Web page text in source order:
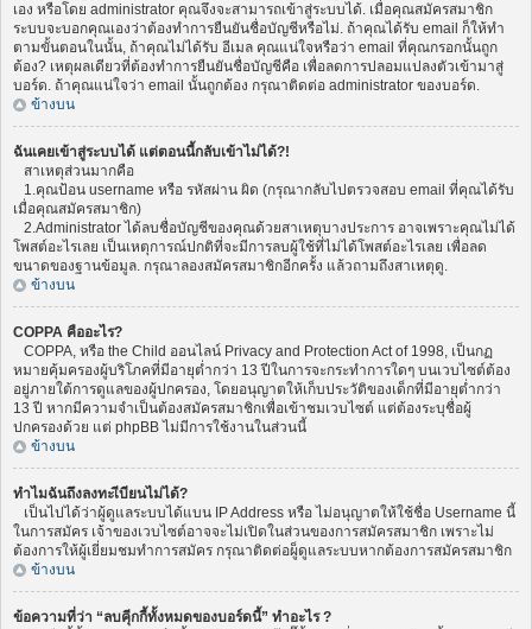
เอง หรือโดย administrator คุณจึงจะสามารถเข้าสู่ระบบได้. เมื่อคุณสมัครสมาชิก
ระบบจะบอกคุณเองว่าต้องทำการยืนยันชื่อบัญชีหรือไม่. ถ้าคุณได้รับ email ก็ให้ทำ
ตามขั้นตอนในนั้น, ถ้าคุณไม่ได้รับ อีเมล คุณแน่ใจหรือว่า email ที่คุณกรอกนั้นถูก
ต้อง? เหตุผลเดียวที่ต้องทำการยืนยันชื่อบัญชีคือ เพื่อลดการปลอมแปลงตัวเข้ามาสู่
บอร์ด. ถ้าคุณแน่ใจว่า email นั้นถูกต้อง กรุณาติดต่อ administrator ของบอร์ด.
ข้างบน
ฉันเคยเข้าสู่ระบบได้ แต่ตอนนี้กลับเข้าไม่ได้?!
สาเหตุส่วนมากคือ
1.คุณป้อน username หรือ รหัสผ่าน ผิด (กรุณากลับไปตรวจสอบ email ที่คุณได้รับ
เมื่อคุณสมัครสมาชิก)
2.Administrator ได้ลบชื่อบัญชีของคุณด้วยสาเหตุบางประการ อาจเพราะคุณไม่ได้
โพสต์อะไรเลย เป็นเหตุการณ์ปกติที่จะมีการลบผู้ใช้ที่ไม่ได้โพสต์อะไรเลย เพื่อลด
ขนาดของฐานข้อมูล. กรุณาลองสมัครสมาชิกอีกครั้ง แล้วถามถึงสาเหตุดู.
ข้างบน
COPPA คืออะไร?
COPPA, หรือ the Child ออนไลน์ Privacy and Protection Act of 1998, เป็นกฏ
หมายคุ้มครองผู้บริโภคที่มีอายุต่ำกว่า 13 ปีในการจะกระทำการใดๆ บนเวบไซต์ต้อง
อยู่ภายใต้การดูแลของผู้ปกครอง, โดยอนุญาตให้เก็บประวัติของเด็กที่มีอายุต่ำกว่า
13 ปี หากมีความจำเป็นต้องสมัครสมาชิกเพื่อเข้าชมเวบไซต์ แต่ต้องระบุชื่อผู้
ปกครองด้วย แต่ phpBB ไม่มีการใช้งานในส่วนนี้
ข้างบน
ทำไมฉันถึงลงทะเีบียนไม่ได้?
เป็นไปได้ว่าผู้ดูแลระบบได้แบน IP Address หรือ ไม่อนุญาตให้ใช้ชื่อ Username นี้
ในการสมัคร เจ้าของเวบไซต์อาจจะไม่เปิดในส่วนของการสมัครสมาชิก เพราะไม่
ต้องการให้ผู้เยี่ยมชมทำการสมัคร กรุณาติดต่อผู็ดูแลระบบหากต้องการสมัครสมาชิก
ข้างบน
ข้อความที่ว่า “ลบคุีกกี้ทั้งหมดของบอร์ดนี้” ทำอะไร ?